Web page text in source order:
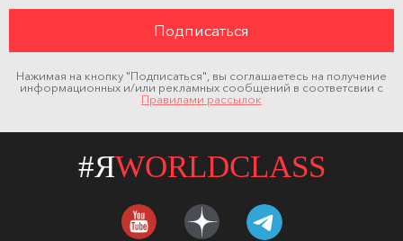
Нажимая на кнопку "Подписаться", вы соглашаетесь на получение
информационных и/или рекламных сообщений в соответсвии с
Правилами рассылок
#ЯWORLDCLASS